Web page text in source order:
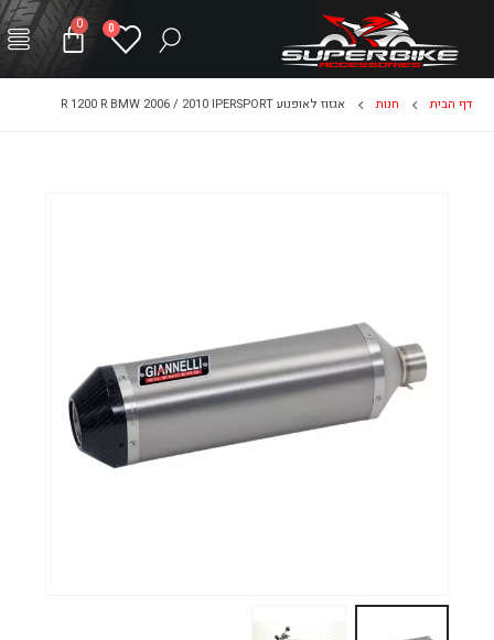
0
0
דף הבית חנות אגזוז לאופנוע R 1200 R BMW 2006 / 2010 IPERSPORT